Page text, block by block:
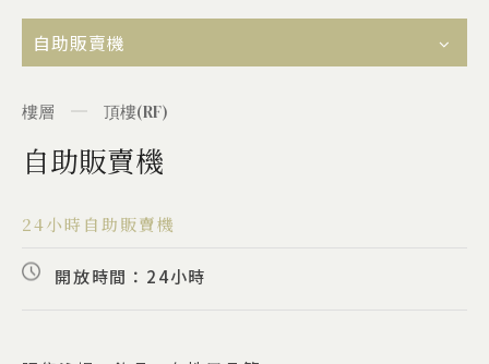
自助販賣機
樓層 頂樓(RF)
自助販賣機
24小時自助販賣機
開放時間：24小時